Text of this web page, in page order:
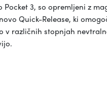
3, so opremljeni z
Quick-Release, ki
v različnih stopnjah